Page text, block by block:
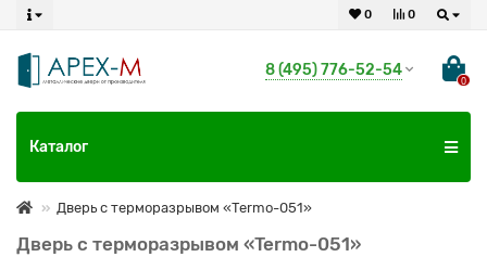
0
0
8 (495) 776-52-54
0
Каталог
Дверь с терморазрывом «Termo-051»
Дверь с терморазрывом «Termo-051»